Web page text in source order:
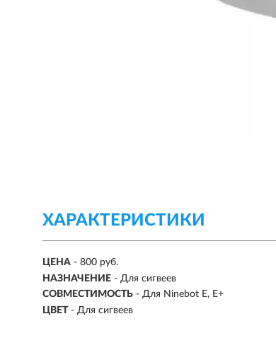
ХАРАКТЕРИСТИКИ
ЦЕНА - 800 руб.
НАЗНАЧЕНИЕ - Для сигвеев
СОВМЕСТИМОСТЬ - Для Ninebot E, E+
ЦВЕТ - Для сигвеев